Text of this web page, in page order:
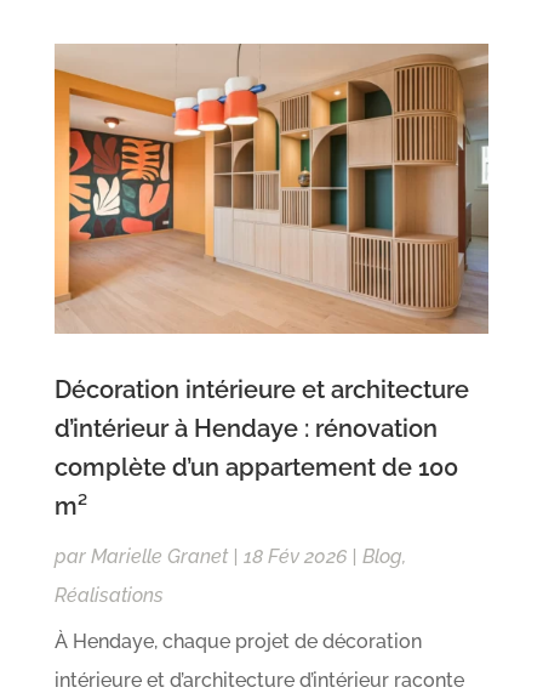
Décoration intérieure et architecture
d’intérieur à Hendaye : rénovation
complète d’un appartement de 100
m²
par Marielle Granet| 18 Fév 2026| Blog,
Réalisations
À Hendaye, chaque projet de décoration
intérieure et d’architecture d’intérieur raconte